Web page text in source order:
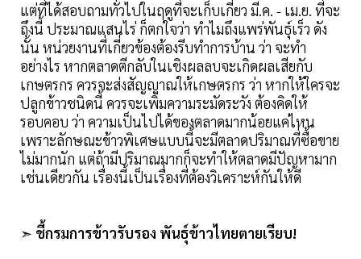
แต่ที่ได้สอบถามทั่วไปในฤดูที่จะเก็บเกี่ยว มี.ค. - เม.ย. ที่จะ
ถึงนี้ ประมาณแสนไร่ ก็ตกใจว่า ทำไมถึงแพร่พันธุ์เร็ว ดัง
นั้น หน่วยงานที่เกี่ยวข้องต้องรีบทำการบ้าน ว่า จะทำ
อย่างไร หากตลาดตีกลับในเชิงผลลบจะเกิดผลเสียกับ
เกษตรกร ควรจะส่งสัญญาณให้เกษตรกร ว่า หากให้ใครจะ
ปลูกข้าวชนิดนี้ ควรจะเพิ่มความระมัดระวัง ต้องคิดให้
รอบคอบ ว่า ความเป็นไปได้ของตลาดมากน้อยแค่ไหน
เพราะลักษณะข้าวพิเศษแบบนี้จะมีตลาดปริมาณที่ซื้อขาย
ไม่มากนัก แต่ถ้ามีปริมาณมากก็จะทำให้ตลาดมีปัญหามาก
เช่นเดียวกัน เรื่องนี้เป็นเรื่องที่ต้องวิเคราะห์กันให้ดี
➣ ชี้กรมการข้าวรับรอง พันธุ์ข้าวไทยตายเรียบ!